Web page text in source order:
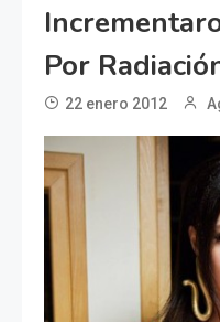
Por
22 enero 2012